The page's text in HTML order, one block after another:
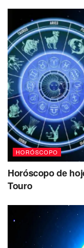
HORÓSCOPO
Horóscopo de
Touro